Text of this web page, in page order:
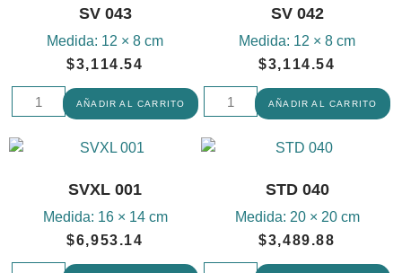
SV 043
Medida: 12 × 8 cm
$3,114.54
AÑADIR AL CARRITO
SV 042
Medida: 12 × 8 cm
$3,114.54
AÑADIR AL CARRITO
SVXL 001
Medida: 16 × 14 cm
$6,953.14
STD 040
Medida: 20 × 20 cm
$3,489.88